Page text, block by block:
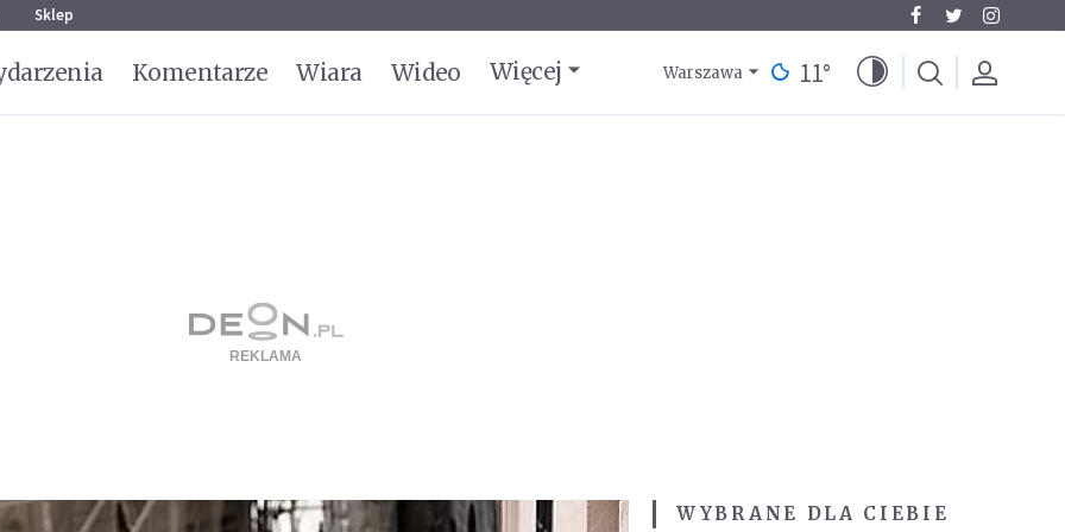
Sklep
Komentarze Wiara Wideo Więcej Warszawa 11°
WYBRANE DLA CIEBIE